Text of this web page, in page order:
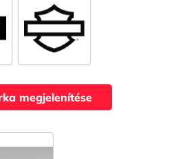
megjelenítése